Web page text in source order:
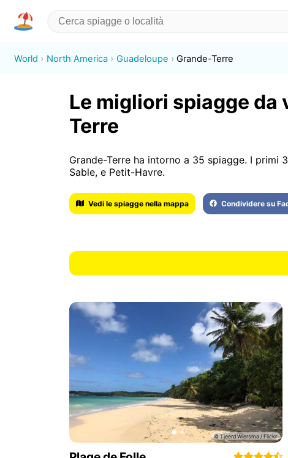
World North America Guadeloupe Grande-Terre
Le migliori spiagge da
Terre
Grande-Terre ha intorno a 35 spiagge. I primi
Sable, e Petit-Havre.
Vedi le spiagge nella mappa Condividere su